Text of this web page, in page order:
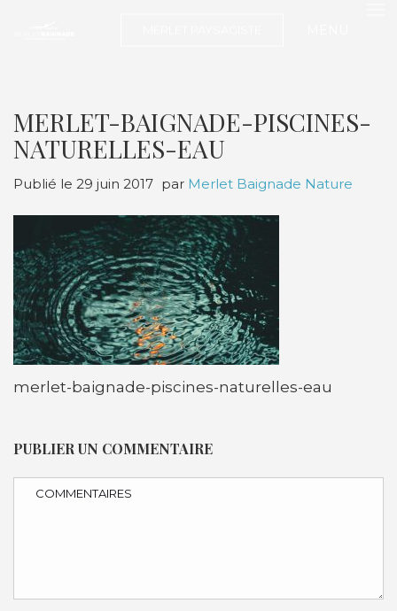
MERLET-BAIGNADE-PISCINES-
NATURELLES-EAU
Publié le 29 juin 2017 par Merlet Baignade Nature
merlet-baignade-piscines-naturelles-eau
PUBLIER UN COMMENTAIRE